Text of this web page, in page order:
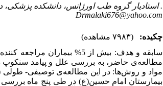
. استادیار گروه طب اورژانس، دانشکده پزشکی،
Drmalaki676@yahoo.com
چکیده:
(۷۹۸۳ مشاهده)
مطالعه‌ی حاضر، به بررسی علل و پیامد سنکوپ
بیمارستان امام حسین(ع) در طی پنج ماه